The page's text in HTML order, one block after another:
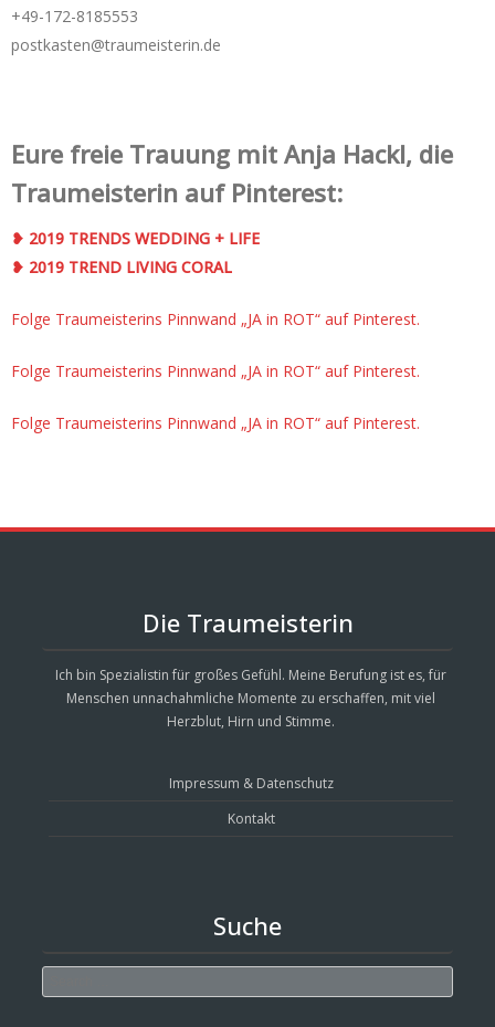
+49-172-­8185553
postkasten@traumeisterin.de
Eure freie Trauung mit Anja Hackl, die
Traumeisterin auf Pinterest:
❥ 2019 TRENDS WEDDING + LIFE
❥ 2019 TREND LIVING CORAL
Folge Traumeisterins Pinnwand „JA in ROT“ auf Pinterest.
Folge Traumeisterins Pinnwand „JA in ROT“ auf Pinterest.
Folge Traumeisterins Pinnwand „JA in ROT“ auf Pinterest.
Die Traumeisterin
Ich bin Spezialistin für großes Gefühl. Meine Berufung ist es, für
Menschen unnachahmliche Momente zu erschaffen, mit viel
Herzblut, Hirn und Stimme.
Impressum & Datenschutz
Kontakt
Suche